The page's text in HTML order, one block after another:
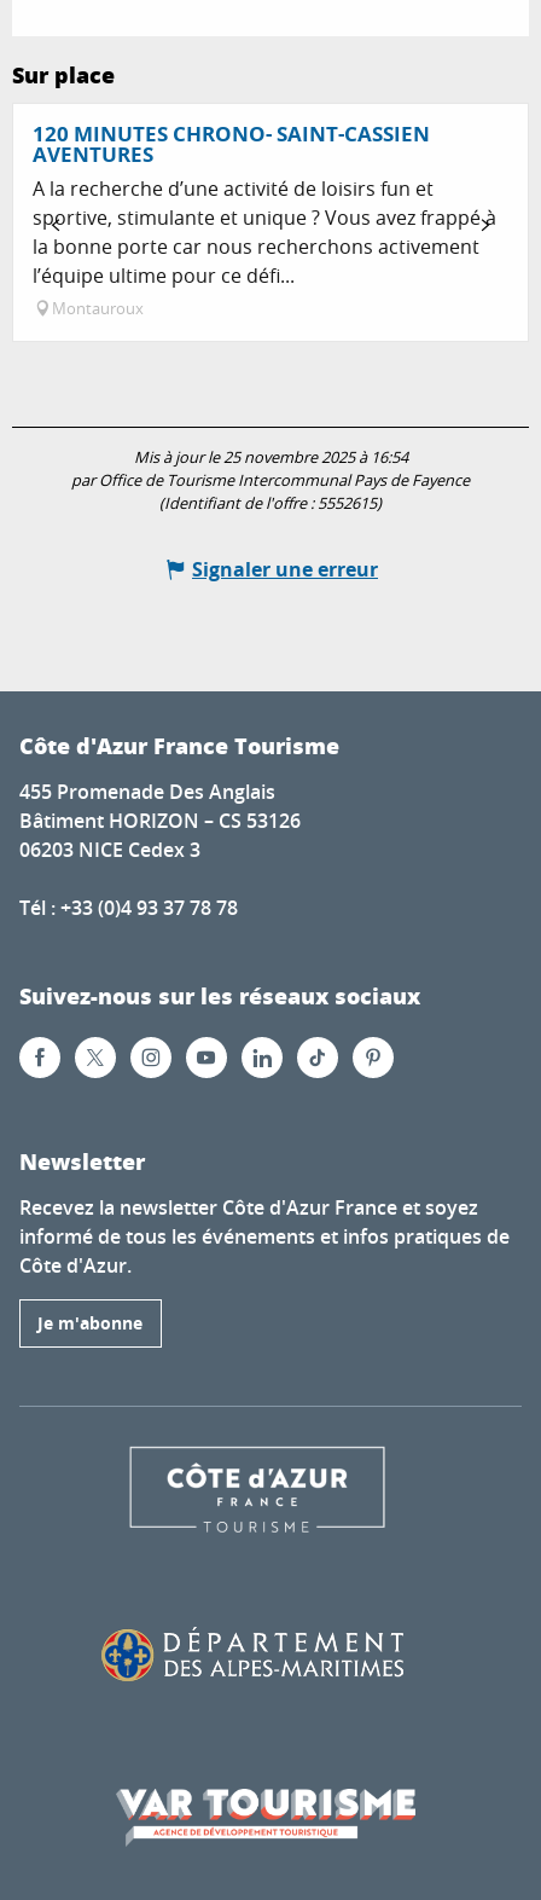
Sur place
120 MINUTES CHRONO- SAINT-CASSIEN
AVENTURES
A la recherche d’une activité de loisirs fun et
sportive, stimulante et unique ? Vous avez frappé à
la bonne porte car nous recherchons activement
l’équipe ultime pour ce défi...
Montauroux
Mis à jour le 25 novembre 2025 à 16:54
par Office de Tourisme Intercommunal Pays de Fayence
(Identifiant de l'offre :5552615)
Signaler une erreur
Côte d'Azur France Tourisme
455 Promenade Des Anglais
Bâtiment HORIZON – CS 53126
06203 NICE Cedex 3
Tél : +33 (0)4 93 37 78 78
Suivez-nous sur les réseaux sociaux
Newsletter
Recevez la newsletter Côte d'Azur France et soyez
informé de tous les événements et infos pratiques de
Côte d'Azur.
Je m'abonne